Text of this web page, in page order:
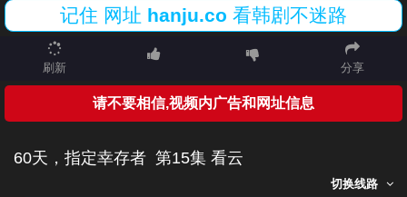
记住 网址 hanju.co 看韩剧不迷路
刷新 分享
请不要相信,视频内广告和网址信息
60天，指定幸存者 第15集 看云
切换线路